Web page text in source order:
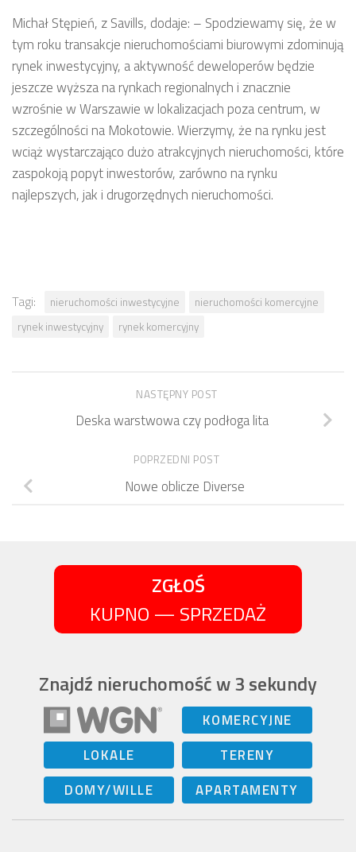
Michał Stępień, z Savills, dodaje: – Spodziewamy się, że w
tym roku transakcje nieruchomościami biurowymi zdominują
rynek inwestycyjny, a aktywność deweloperów będzie
jeszcze wyższa na rynkach regionalnych i znacznie
wzrośnie w Warszawie w lokalizacjach poza centrum, w
szczególności na Mokotowie. Wierzymy, że na rynku jest
wciąż wystarczająco dużo atrakcyjnych nieruchomości, które
zaspokoją popyt inwestorów, zarówno na rynku
najlepszych, jak i drugorzędnych nieruchomości.
Tagi: nieruchomości inwestycyjne
nieruchomości komercyjne
rynek inwestycyjny
rynek komercyjny
NASTĘPNY POST
Deska warstwowa czy podłoga lita
POPRZEDNI POST
Nowe oblicze Diverse
ZGŁOŚ
KUPNO — SPRZEDAŻ
Znajdź nieruchomość w 3 sekundy
KOMERCYJNE
LOKALE
TERENY
DOMY/WILLE
APARTAMENTY